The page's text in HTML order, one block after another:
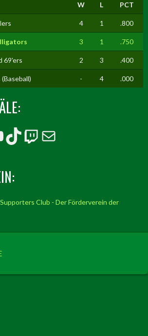
W L PCT
4 1 .800
3 1 .750
69'ers 2 3 .400
- 4 .000
TikTok
Twitch
E-Mail